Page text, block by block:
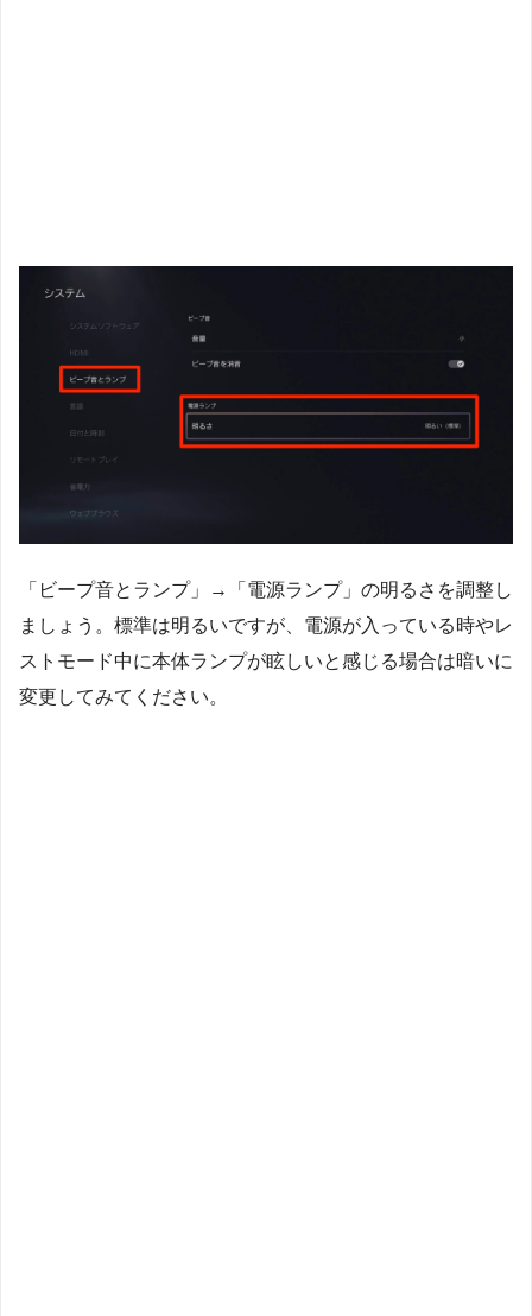
「ビープ音とランプ」→「電源ランプ」の明るさを調整し
ましょう。標準は明るいですが、電源が入っている時やレ
ストモード中に本体ランプが眩しいと感じる場合は暗いに
変更してみてください。